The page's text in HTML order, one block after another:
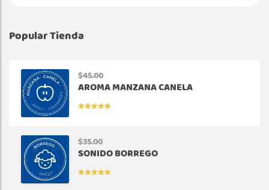
Popular Tienda
$45.00
AROMA MANZANA CANELA
$35.00
SONIDO BORREGO